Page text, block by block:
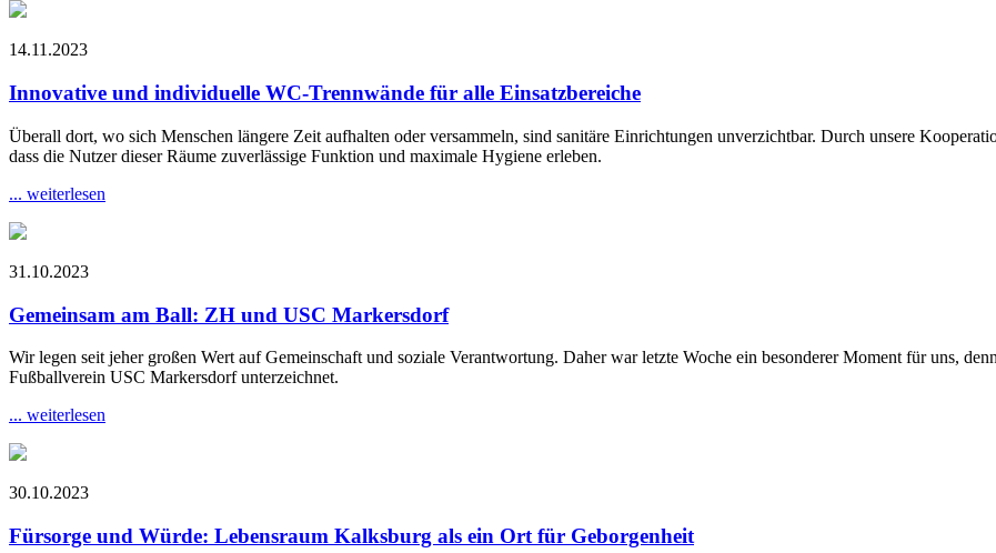
14.11.2023
Innovative und individuelle WC-Trennwände für alle Einsatzbereiche
Überall dort, wo sich Menschen längere Zeit aufhalten oder versammeln, sind sanitäre Einrichtungen unverzichtbar. Durch unsere
dass die Nutzer dieser Räume zuverlässige Funktion und maximale Hygiene erleben.
... weiterlesen
31.10.2023
Gemeinsam am Ball: ZH und USC Markersdorf
Wir legen seit jeher großen Wert auf Gemeinschaft und soziale Verantwortung. Daher war letzte Woche ein besonderer Moment für uns,
Fußballverein USC Markersdorf unterzeichnet.
... weiterlesen
30.10.2023
Fürsorge und Würde: Lebensraum Kalksburg als ein Ort für Geborgenheit